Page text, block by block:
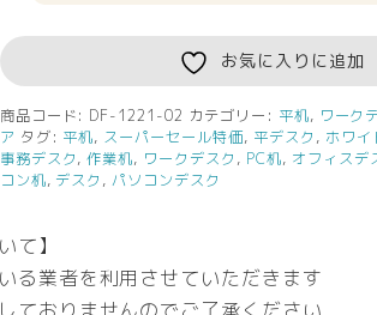
オ
フ
ィ
ス
デ
ス
ワ
ー
ク
お気に入りに追加
商品コード: DF-1221-02 カテゴリー: 平机, ワーク
ア タグ: 平机, スーパーセール特価, 平デスク , ホワイ
事務デスク,作業机, ワークデスク , PC机, オフィスデ
コン机, デスク ,パソコンデスク
て】
る業者を利用させていただきます
ておりませんのでご了承ください